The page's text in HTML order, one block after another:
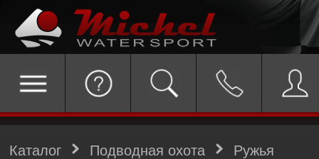
Каталог Подводная охота Ружья